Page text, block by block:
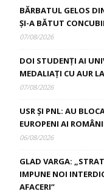
BĂRBATUL GELOS
ȘI-A BĂTUT
07/08/2026
DOI STUDENȚI AI
MEDALIAȚI CU AUR
07/08/2026
USR ȘI PNL: AU
EUROPENI AI
06/08/2026
GLAD VARGA:
IMPUNE NOI
AFACERI”